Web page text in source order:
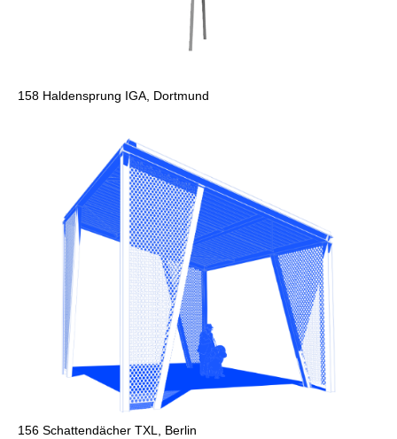
158 Haldensprung IGA, Dortmund
156 Schattendächer TXL, Berlin